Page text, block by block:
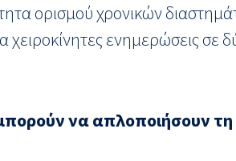
ορισμού χρονικών
ενημερώσεις σε
να απλοποιήσουν τη